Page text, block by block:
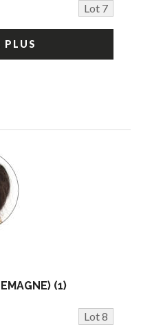
Lot 7
PLUS
(1)
Lot 8